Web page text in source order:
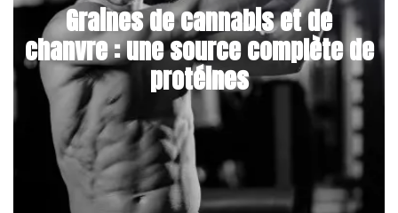
Graines de cannabis et de
chanvre : une source complète de
protéines